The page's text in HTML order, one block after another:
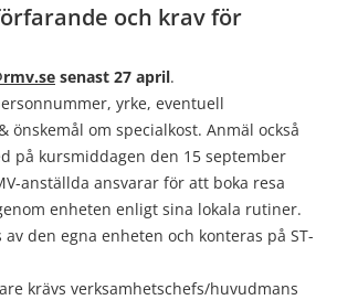
och krav för
senast 27 april.
yrke, eventuell
önskemål om specialkost. Anmäl också
på kursmiddagen den 15 september
anställda ansvarar för att boka resa
enheten enligt sina lokala rutiner.
den egna enheten och konteras på ST-
krävs verksamhetschefs/huvudmans